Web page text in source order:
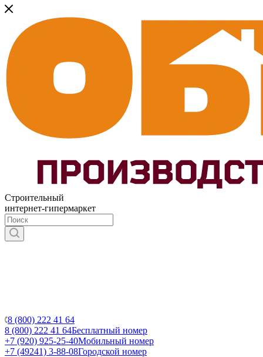
Строительный
интернет-гипермаркет
8 (800) 222 41 64
8 (800) 222 41 64Бесплатный номер
+7 (920) 925-25-40Мобильный номер
+7 (49241) 3-88-08Городской номер